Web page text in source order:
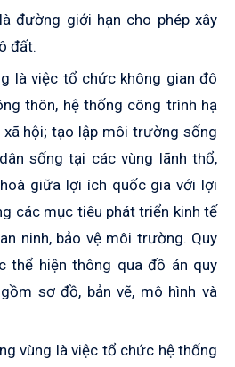
đường giới hạn cho phép xây
đất.
là việc tổ chức không gian đô
thôn, hệ thống công trình hạ
hội; tạo lập môi trường sống
sống tại các vùng lãnh thổ,
giữa lợi ích quốc gia với lợi
các mục tiêu phát triển kinh tế
ninh, bảo vệ môi trư­ờng. Quy
thể hiện thông qua đồ án quy
sơ đồ, bản vẽ, mô hình và
vùng là việc tổ chức hệ thống